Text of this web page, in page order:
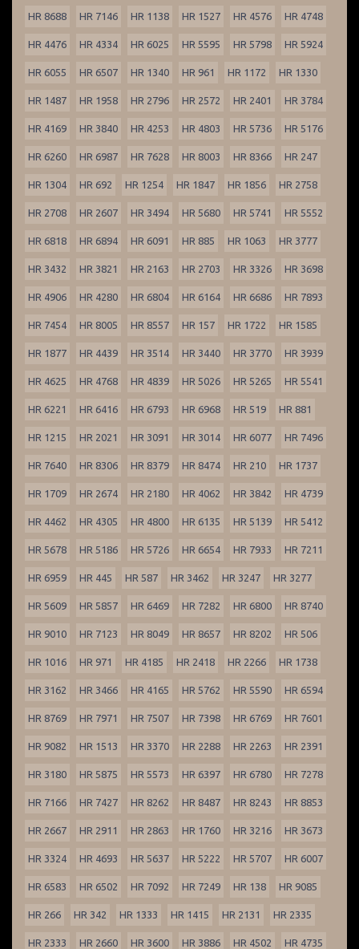
HR 8688 HR 7146 HR 1138 HR 1527 HR 4576 HR 4748
HR 4476 HR 4334 HR 6025 HR 5595 HR 5798 HR 5924
HR 6055 HR 6507 HR 1340 HR 961 HR 1172 HR 1330
HR 1487 HR 1958 HR 2796 HR 2572 HR 2401 HR 3784
HR 4169 HR 3840 HR 4253 HR 4803 HR 5736 HR 5176
HR 6260 HR 6987 HR 7628 HR 8003 HR 8366 HR 247
HR 1304 HR 692 HR 1254 HR 1847 HR 1856 HR 2758
HR 2708 HR 2607 HR 3494 HR 5680 HR 5741 HR 5552
HR 6818 HR 6894 HR 6091 HR 885 HR 1063 HR 3777
HR 3432 HR 3821 HR 2163 HR 2703 HR 3326 HR 3698
HR 4906 HR 4280 HR 6804 HR 6164 HR 6686 HR 7893
HR 7454 HR 8005 HR 8557 HR 157 HR 1722 HR 1585
HR 1877 HR 4439 HR 3514 HR 3440 HR 3770 HR 3939
HR 4625 HR 4768 HR 4839 HR 5026 HR 5265 HR 5541
HR 6221 HR 6416 HR 6793 HR 6968 HR 519 HR 881
HR 1215 HR 2021 HR 3091 HR 3014 HR 6077 HR 7496
HR 7640 HR 8306 HR 8379 HR 8474 HR 210 HR 1737
HR 1709 HR 2674 HR 2180 HR 4062 HR 3842 HR 4739
HR 4462 HR 4305 HR 4800 HR 6135 HR 5139 HR 5412
HR 5678 HR 5186 HR 5726 HR 6654 HR 7933 HR 7211
HR 6959 HR 445 HR 587 HR 3462 HR 3247 HR 3277
HR 5609 HR 5857 HR 6469 HR 7282 HR 6800 HR 8740
HR 9010 HR 7123 HR 8049 HR 8657 HR 8202 HR 506
HR 1016 HR 971 HR 4185 HR 2418 HR 2266 HR 1738
HR 3162 HR 3466 HR 4165 HR 5762 HR 5590 HR 6594
HR 8769 HR 7971 HR 7507 HR 7398 HR 6769 HR 7601
HR 9082 HR 1513 HR 3370 HR 2288 HR 2263 HR 2391
HR 3180 HR 5875 HR 5573 HR 6397 HR 6780 HR 7278
HR 7166 HR 7427 HR 8262 HR 8487 HR 8243 HR 8853
HR 2667 HR 2911 HR 2863 HR 1760 HR 3216 HR 3673
HR 3324 HR 4693 HR 5637 HR 5222 HR 5707 HR 6007
HR 6583 HR 6502 HR 7092 HR 7249 HR 138 HR 9085
HR 266 HR 342 HR 1333 HR 1415 HR 2131 HR 2335
HR 2333 HR 2660 HR 3600 HR 3886 HR 4502 HR 4735